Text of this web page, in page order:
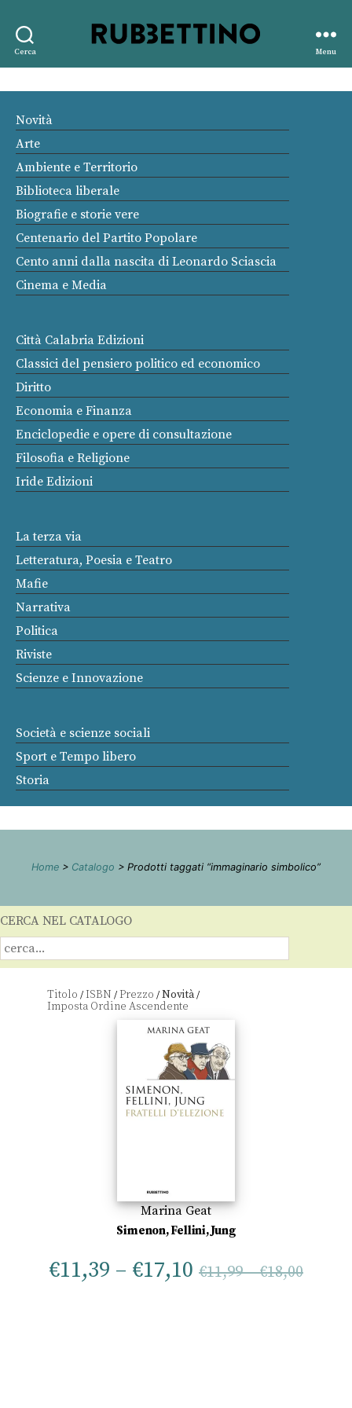
Cerca
editore
Menu
Novità
Arte
Ambiente e Territorio
Biblioteca liberale
Biografie e storie vere
Centenario del Partito Popolare
Cento anni dalla nascita di Leonardo Sciascia
Cinema e Media
Città Calabria Edizioni
Classici del pensiero politico ed economico
Diritto
Economia e Finanza
Enciclopedie e opere di consultazione
Filosofia e Religione
Iride Edizioni
La terza via
Letteratura, Poesia e Teatro
Mafie
Narrativa
Politica
Riviste
Scienze e Innovazione
Società e scienze sociali
Sport e Tempo libero
Storia
Home > Catalogo > Prodotti taggati “immaginario simbolico”
CERCA NEL CATALOGO
Titolo /ISBN /Prezzo /Novità/
Marina Geat
Simenon, Fellini, Jung
€11,39 – €17,10 €11,99–€18,00